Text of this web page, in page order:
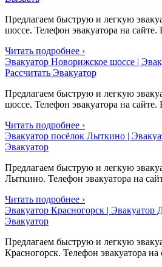
Предлагаем быструю и легкую
шоссе. Телефон эвакуатора на сайте.
Читать подробнее ›
Эвакуатор Новорижское шоссе |
Рассчитать Эвакуатор
Предлагаем быструю и легкую
шоссе. Телефон эвакуатора на сайте.
Читать подробнее ›
Эвакуатор посёлок Лыткино |
Эвакуатор
Предлагаем быструю и легкую
Лыткино. Телефон эвакуатора на
Читать подробнее ›
Эвакуатор Красногорск | Эвакуатор
Эвакуатор
Предлагаем быструю и легкую
Красногорск. Телефон эвакуатора на